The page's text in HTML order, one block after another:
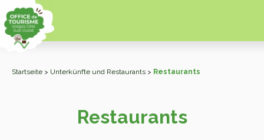
Startseite > Unterkünfte und Restaurants > Restaurants
Restaurants